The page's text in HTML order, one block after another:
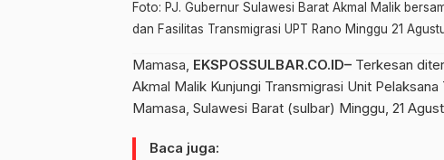
Foto: PJ. Gubernur Sulawesi Barat Akmal Malik
dan Fasilitas Transmigrasi UPT Rano Minggu 21
Mamasa, EKSPOSSULBAR.CO.ID– Terkesan
Akmal Malik Kunjungi Transmigrasi Unit
Mamasa, Sulawesi Barat (sulbar) Minggu, 21
Baca juga: